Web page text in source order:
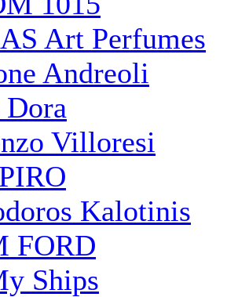
Art Perfumes
Andreoli
Dora
Villoresi
Kalotinis
FORD
Ships